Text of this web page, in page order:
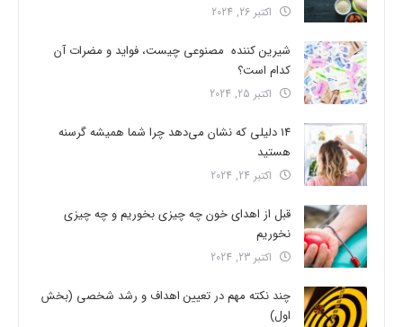
اکتبر 26, 2024
شیرین کننده مصنوعی چیست، فواید و مضرات آن
کدام است؟
اکتبر 25, 2024
14 دلیلی که نشان می‌دهد چرا شما همیشه گرسنه
هستید
اکتبر 24, 2024
قبل از اهدای خون چه چیزی بخوریم و چه چیزی
نخوریم
اکتبر 23, 2024
چند نکته مهم در تعیین اهداف و رشد شخصی (بخش
اول)